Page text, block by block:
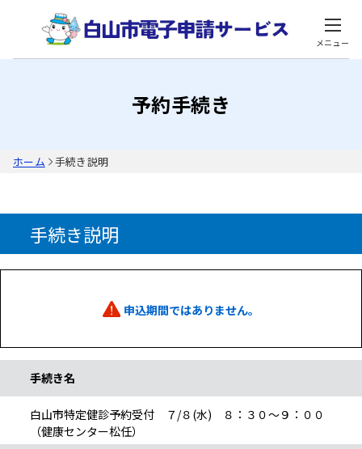
メニュー
予約手続き
ホーム 手続き説明
手続き説明
申込期間ではありません。
手続き名
白山市特定健診予約受付 ７/８(水) ８：３０～９：００
（健康センター松任）